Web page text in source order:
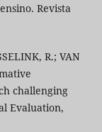
Revista
R.; VAN
challenging
Evaluation,